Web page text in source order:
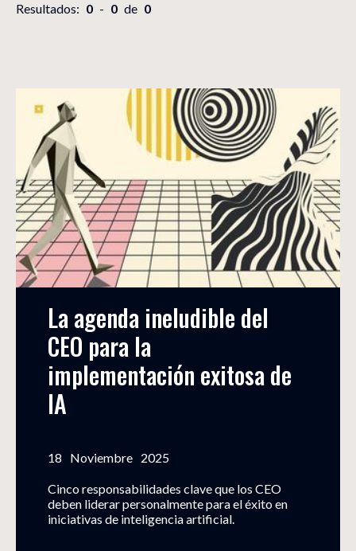
Resultados: 0 - 0 de 0
La agenda ineludible del
CEO para la
implementación exitosa de
IA
18 Noviembre 2025
Cinco responsabilidades clave que los CEO
deben liderar personalmente para el éxito en
iniciativas de inteligencia artificial.